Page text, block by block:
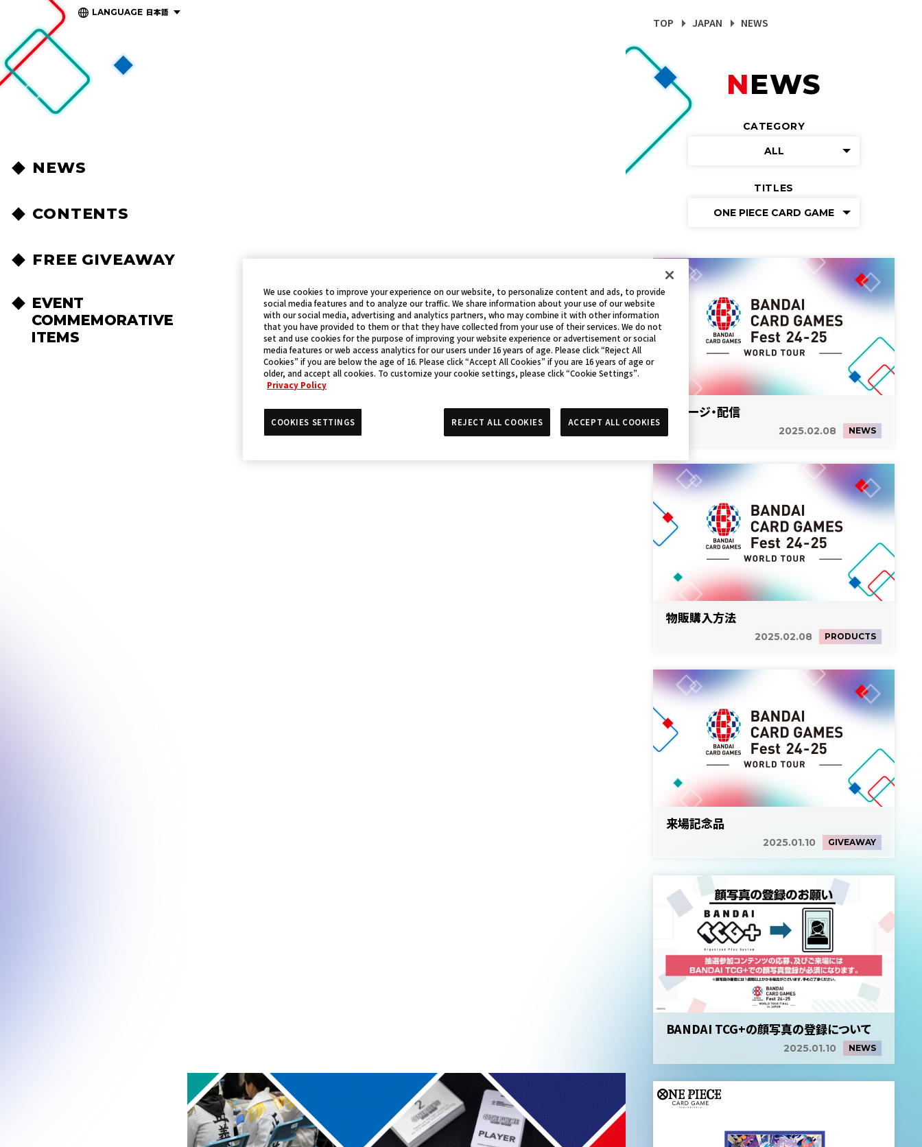
LANGUAGE 日本語
NEWS
CONTENTS
FREE GIVEAWAY
EVENT
COMMEMORATIVE
ITEMS
TOP JAPAN NEWS
NEWS
CATEGORY
ALL
TITLES
ONE PIECE CARD GAME
ステージ・配信
2025.02.08 NEWS
物販購入方法
2025.02.08 PRODUCTS
来場記念品
2025.01.10 GIVEAWAY
BANDAI TCG+の顔写真の登録について
2025.01.10 NEWS
We use cookies to improve your experience on our website, to personalize content and ads, to provide
social media features and to analyze our traffic. We share information about your use of our website
with our social media, advertising and analytics partners, who may combine it with other information
that you have provided to them or that they have collected from your use of their services. We do not
set and use cookies for the purpose of improving your website experience or advertisement or social
media features or web access analytics for our users under 16 years of age. Please click “Reject All
Cookies” if you are below the age of 16. Please click “Accept All Cookies” if you are 16 years of age or
older, and accept all cookies. To customize your cookie settings, please click “Cookie Settings”.
Privacy Policy
COOKIES SETTINGS REJECT ALL COOKIES ACCEPT ALL COOKIES